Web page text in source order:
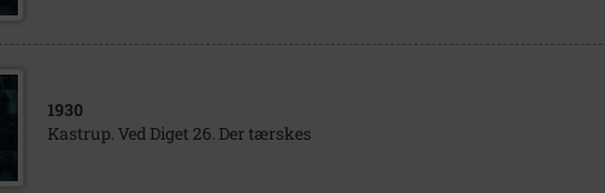
1930
Kastrup. Ved Diget 26. Der tærskes